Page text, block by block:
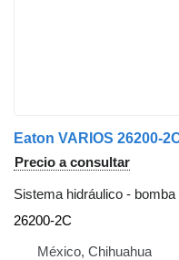
Eaton VARIOS 26200-
Precio a consultar
Sistema hidráulico - bomba
26200-2C
México, Chihuahua